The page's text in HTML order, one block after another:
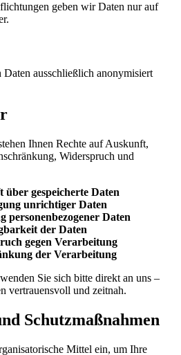
geben wir Daten nur auf
ausschließlich anonymisiert
Ihnen Rechte auf Auskunft,
Widerspruch und
gespeicherte Daten
unrichtiger Daten
personenbezogener Daten
der Daten
gegen Verarbeitung
der Verarbeitung
Sie sich bitte direkt an uns –
vertrauensvoll und zeitnah.
Schutzmaßnahmen
Mittel ein, um Ihre